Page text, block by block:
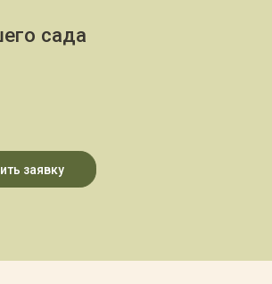
сада